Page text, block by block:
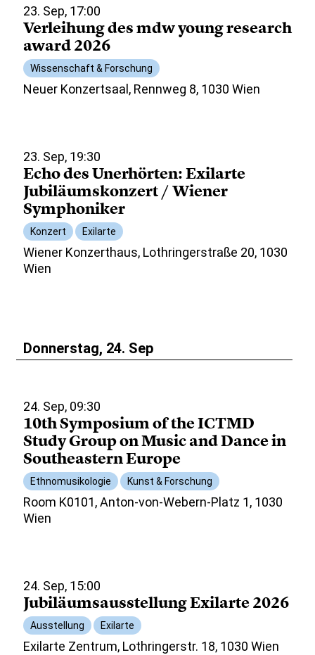
23. Sep, 17:00
Verleihung des mdw young research
award 2026
Wissenschaft & Forschung
Neuer Konzertsaal, Rennweg 8, 1030 Wien
23. Sep, 19:30
Echo des Unerhörten: Exilarte
Jubiläumskonzert / Wiener
Symphoniker
Konzert Exilarte
Wiener Konzerthaus, Lothringerstraße 20, 1030
Wien
Donnerstag, 24. Sep
24. Sep, 09:30
10th Symposium of the ICTMD
Study Group on Music and Dance in
Southeastern Europe
Ethnomusikologie Kunst & Forschung
Room K0101, Anton-von-Webern-Platz 1, 1030
Wien
24. Sep, 15:00
Jubiläumsausstellung Exilarte 2026
Ausstellung Exilarte
Exilarte Zentrum, Lothringerstr. 18, 1030 Wien